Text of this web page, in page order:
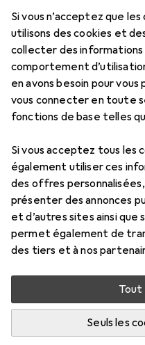
Si vous n’acceptez que
utilisons des cookies et
collecter des
comportement
en avons besoin pour
vous connecter en toute
fonctions de base telles
Si vous acceptez tous les
également utiliser ces
des offres
présenter des annonces
et d’autres sites ainsi que
permet également de
des tiers et à nos
Seuls les
9
REMISE QUANTITATIVE
2090-2
Prix en EUR TVA incl.
EUR
10,70 économisez EUR
2,52
1
Évaluations
Plus de 10 pièces en
M'informer si le